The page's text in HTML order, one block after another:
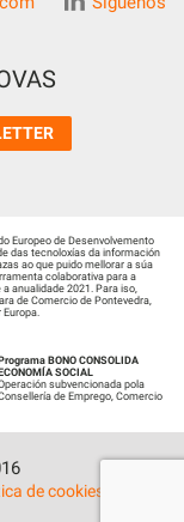
Europeo de Desenvolvemento
das tecnoloxías da información
ao que puido mellorar a súa
colaborativa para a
anualidade 2021. Para iso,
de Comercio de Pontevedra,
Europa.
BONO CONSOLIDA
SOCIAL
subvencionada pola
de Emprego, Comercio
de cookies